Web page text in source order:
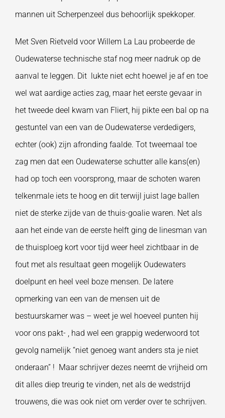
mannen uit Scherpenzeel dus behoorlijk spekkoper.
Met Sven Rietveld voor Willem La Lau probeerde de
Oudewaterse technische staf nog meer nadruk op de
aanval te leggen. Dit lukte niet echt hoewel je af en toe
wel wat aardige acties zag, maar het eerste gevaar in
het tweede deel kwam van Fliert, hij pikte een bal op na
gestuntel van een van de Oudewaterse verdedigers,
echter (ook) zijn afronding faalde. Tot tweemaal toe
zag men dat een Oudewaterse schutter alle kans(en)
had op toch een voorsprong, maar de schoten waren
telkenmale iets te hoog en dit terwijl juist lage ballen
niet de sterke zijde van de thuis-goalie waren. Net als
aan het einde van de eerste helft ging de linesman van
de thuisploeg kort voor tijd weer heel zichtbaar in de
fout met als resultaat geen mogelijk Oudewaters
doelpunt en heel veel boze mensen. De latere
opmerking van een van de mensen uit de
bestuurskamer was – weet je wel hoeveel punten hij
voor ons pakt- , had wel een grappig wederwoord tot
gevolg namelijk “niet genoeg want anders sta je niet
onderaan” ! Maar schrijver dezes neemt de vrijheid om
dit alles diep treurig te vinden, net als de wedstrijd
trouwens, die was ook niet om verder over te schrijven.